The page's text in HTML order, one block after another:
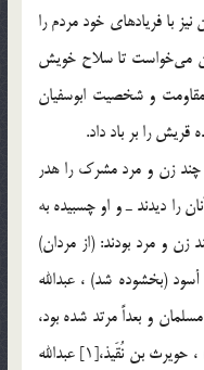
با فریادهای خود مردم را
می‌خواست تا سلاح خویش
و شخصیت ابوسفیان
قریش را بر باد داد.
چند زن و مرد مشرك را هدر
را دیدند ـ و او چسبیده به
زن و مرد بودند: (از مردان)
(بخشوده شد) ، عبدالله
و بعداً مرتد شده بود،
مقیس بن صبابه لیثی (در فتح مكه كشته شد) ، حویرث بن نُقَیذ،[1] عبدالله